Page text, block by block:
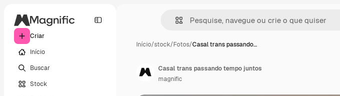
Criar
Início
Buscar
Stock
Início/stock/Fotos/Casal trans passando…
Casal trans passando tempo juntos
magnific